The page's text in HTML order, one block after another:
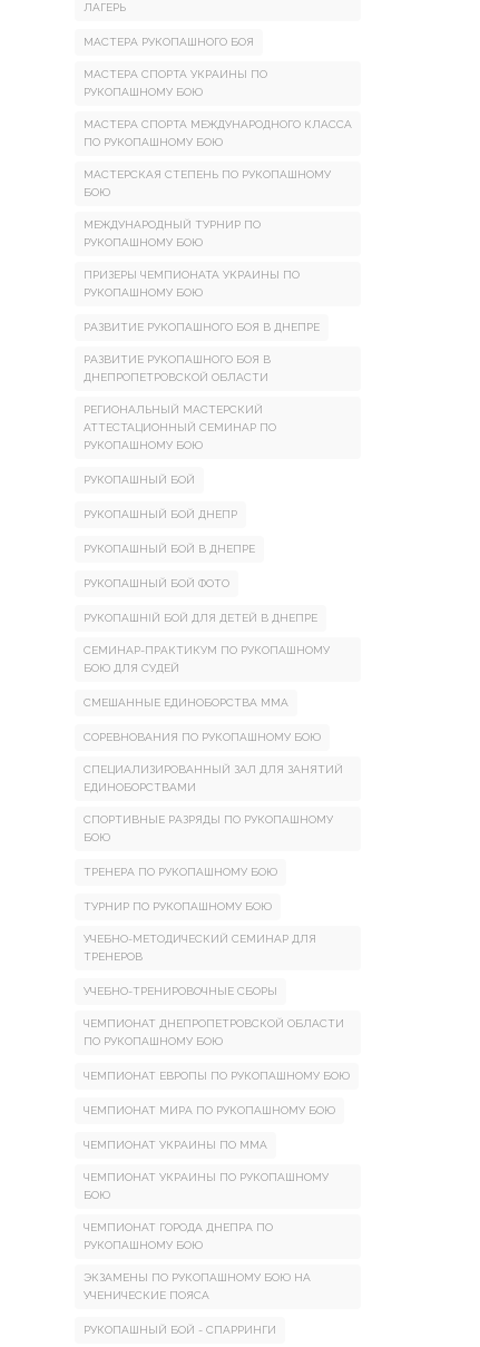
ЛАГЕРЬ
МАСТЕРА РУКОПАШНОГО БОЯ
МАСТЕРА СПОРТА УКРАИНЫ ПО
РУКОПАШНОМУ БОЮ
МАСТЕРА СПОРТА МЕЖДУНАРОДНОГО КЛАССА
ПО РУКОПАШНОМУ БОЮ
МАСТЕРСКАЯ СТЕПЕНЬ ПО РУКОПАШНОМУ
БОЮ
МЕЖДУНАРОДНЫЙ ТУРНИР ПО
РУКОПАШНОМУ БОЮ
ПРИЗЕРЫ ЧЕМПИОНАТА УКРАИНЫ ПО
РУКОПАШНОМУ БОЮ
РАЗВИТИЕ РУКОПАШНОГО БОЯ В ДНЕПРЕ
РАЗВИТИЕ РУКОПАШНОГО БОЯ В
ДНЕПРОПЕТРОВСКОЙ ОБЛАСТИ
РЕГИОНАЛЬНЫЙ МАСТЕРСКИЙ
АТТЕСТАЦИОННЫЙ СЕМИНАР ПО
РУКОПАШНОМУ БОЮ
РУКОПАШНЫЙ БОЙ
РУКОПАШНЫЙ БОЙ ДНЕПР
РУКОПАШНЫЙ БОЙ В ДНЕПРЕ
РУКОПАШНЫЙ БОЙ ФОТО
РУКОПАШНІЙ БОЙ ДЛЯ ДЕТЕЙ В ДНЕПРЕ
СЕМИНАР-ПРАКТИКУМ ПО РУКОПАШНОМУ
БОЮ ДЛЯ СУДЕЙ
СМЕШАННЫЕ ЕДИНОБОРСТВА ММА
СОРЕВНОВАНИЯ ПО РУКОПАШНОМУ БОЮ
СПЕЦИАЛИЗИРОВАННЫЙ ЗАЛ ДЛЯ ЗАНЯТИЙ
ЕДИНОБОРСТВАМИ
СПОРТИВНЫЕ РАЗРЯДЫ ПО РУКОПАШНОМУ
БОЮ
ТРЕНЕРА ПО РУКОПАШНОМУ БОЮ
ТУРНИР ПО РУКОПАШНОМУ БОЮ
УЧЕБНО-МЕТОДИЧЕСКИЙ СЕМИНАР ДЛЯ
ТРЕНЕРОВ
УЧЕБНО-ТРЕНИРОВОЧНЫЕ СБОРЫ
ЧЕМПИОНАТ ДНЕПРОПЕТРОВСКОЙ ОБЛАСТИ
ПО РУКОПАШНОМУ БОЮ
ЧЕМПИОНАТ ЕВРОПЫ ПО РУКОПАШНОМУ БОЮ
ЧЕМПИОНАТ МИРА ПО РУКОПАШНОМУ БОЮ
ЧЕМПИОНАТ УКРАИНЫ ПО ММА
ЧЕМПИОНАТ УКРАИНЫ ПО РУКОПАШНОМУ
БОЮ
ЧЕМПИОНАТ ГОРОДА ДНЕПРА ПО
РУКОПАШНОМУ БОЮ
ЭКЗАМЕНЫ ПО РУКОПАШНОМУ БОЮ НА
УЧЕНИЧЕСКИЕ ПОЯСА
РУКОПАШНЫЙ БОЙ - СПАРРИНГИ